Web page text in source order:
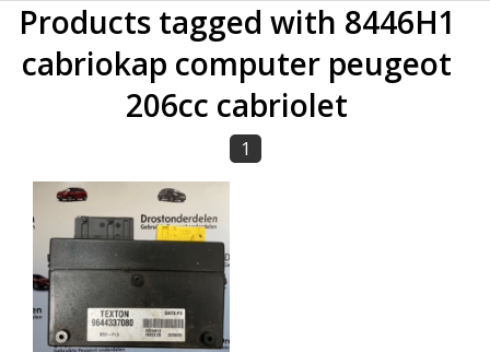
Products tagged with 8446H1
cabriokap computer peugeot
206cc cabriolet
1